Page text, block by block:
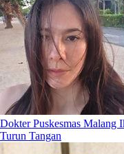
Dokter Puskesmas Malang
Turun Tangan